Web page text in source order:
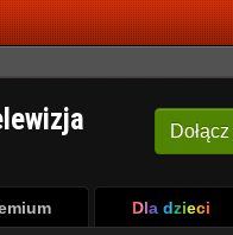
Dołącz
Dla dzieci